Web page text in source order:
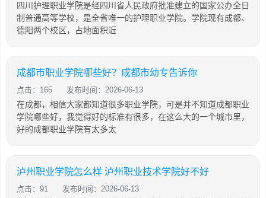
四川护理职业学院是经四川省人民政府批准建立的国家公办全日
制普通高等学校，是全省唯一的护理职业学院。学院现有成都、
德阳两个校区，占地面积近
成都市职业学院哪些好？成都市幼专告诉你
点击：165 发布时间：2026-06-13
在成都，相信大家都知道很多职业学院，可是并不知道成都职业
学院哪些好，我觉得好的标准有很多，在这么大的一个城市里，
好的成都职业学院有太多太
泸州职业学院怎么样 泸州职业技术学院好不好
点击：91 发布时间：2026-06-13